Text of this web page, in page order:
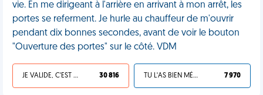
vie. En me dirigeant à l'arrière en arrivant à mon arrêt, les
portes se referment. Je hurle au chauffeur de m'ouvrir
pendant dix bonnes secondes, avant de voir le bouton
"Ouverture des portes" sur le côté. VDM
JE VALIDE, C'EST UNE VDM 30 816 TU L'AS BIEN MÉRITÉ 7 970